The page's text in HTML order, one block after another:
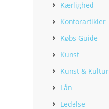
Kærlighed
Kontorartikler
Købs Guide
Kunst
Kunst & Kultur
Lån
Ledelse